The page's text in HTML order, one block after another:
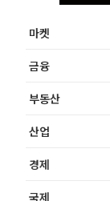
마켓
금융
부동산
산업
경제
국제